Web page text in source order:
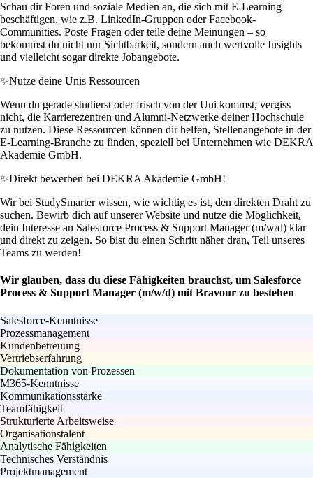
Schau dir Foren und soziale Medien an, die sich mit E-Learning
beschäftigen, wie z.B. LinkedIn-Gruppen oder Facebook-
Communities. Poste Fragen oder teile deine Meinungen – so
bekommst du nicht nur Sichtbarkeit, sondern auch wertvolle Insights
und vielleicht sogar direkte Jobangebote.
✨Nutze deine Unis Ressourcen
Wenn du gerade studierst oder frisch von der Uni kommst, vergiss
nicht, die Karrierezentren und Alumni-Netzwerke deiner Hochschule
zu nutzen. Diese Ressourcen können dir helfen, Stellenangebote in der
E-Learning-Branche zu finden, speziell bei Unternehmen wie DEKRA
Akademie GmbH.
✨Direkt bewerben bei DEKRA Akademie GmbH!
Wir bei StudySmarter wissen, wie wichtig es ist, den direkten Draht zu
suchen. Bewirb dich auf unserer Website und nutze die Möglichkeit,
dein Interesse an Salesforce Process & Support Manager (m/w/d) klar
und direkt zu zeigen. So bist du einen Schritt näher dran, Teil unseres
Teams zu werden!
Wir glauben, dass du diese Fähigkeiten brauchst, um Salesforce
Process & Support Manager (m/w/d) mit Bravour zu bestehen
Salesforce-Kenntnisse
Prozessmanagement
Kundenbetreuung
Vertriebserfahrung
Dokumentation von Prozessen
M365-Kenntnisse
Kommunikationsstärke
Teamfähigkeit
Strukturierte Arbeitsweise
Organisationstalent
Analytische Fähigkeiten
Technisches Verständnis
Projektmanagement